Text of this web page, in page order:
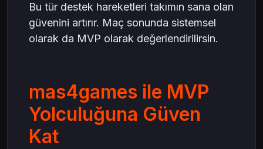
Bu tür destek hareketleri takımın sana olan
güvenini artırır. Maç sonunda sistemsel
olarak da MVP olarak değerlendirilirsin.
mas4games ile MVP
Yolculuğuna Güven
Kat